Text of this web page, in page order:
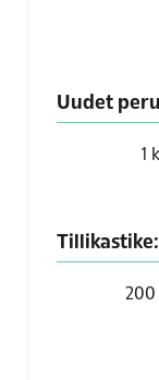
Uudet
1
Tillikastike:
200